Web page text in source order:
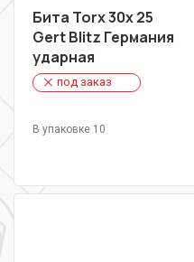
Бита Torx 30х 25
Gert Blitz Германия
ударная
под заказ
В упаковке 10